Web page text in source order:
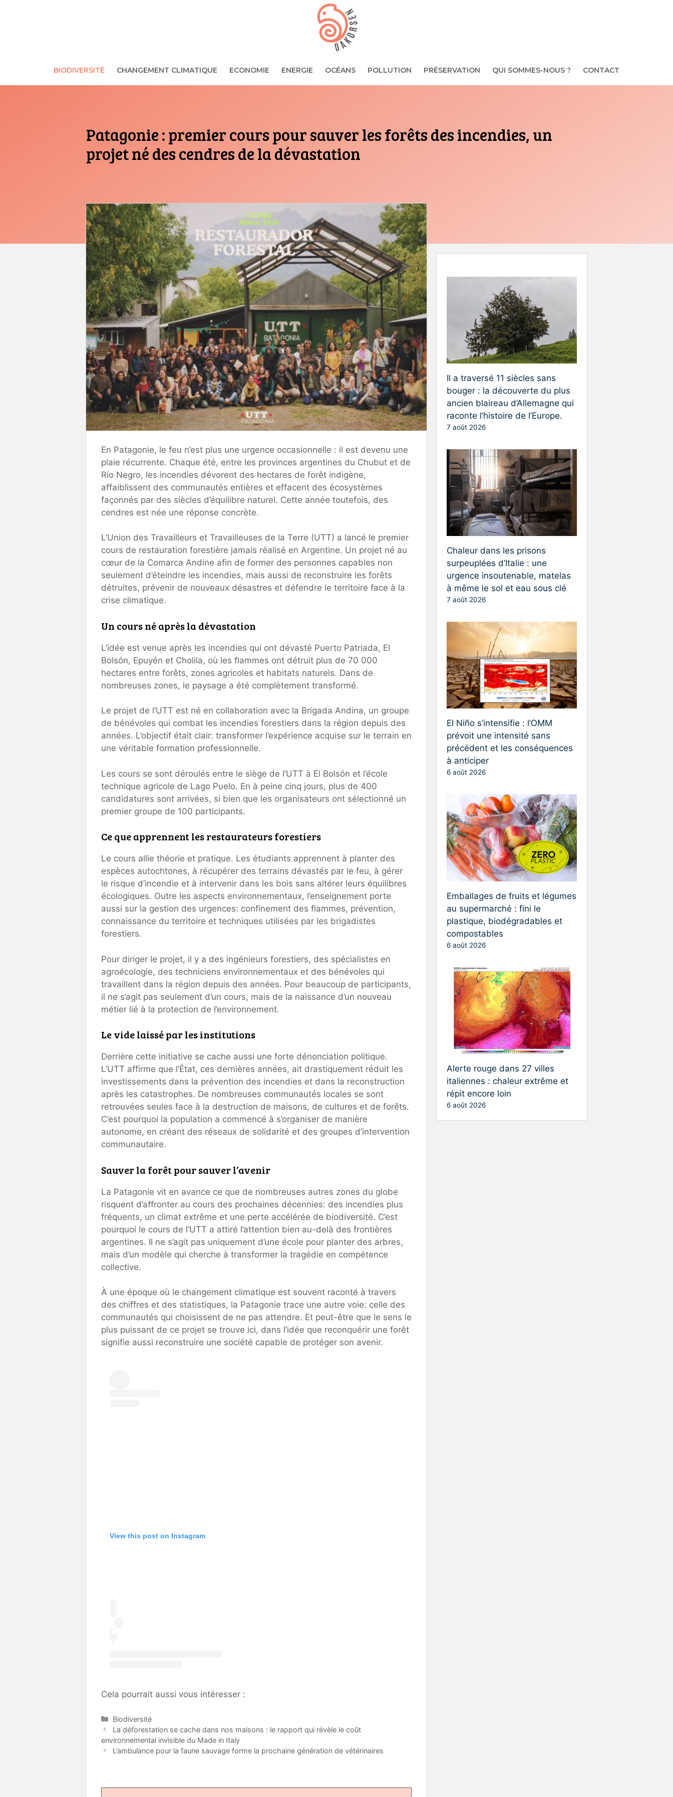
BIODIVERSITÉ CHANGEMENT CLIMATIQUE ECONOMIE ENERGIE OCÉANS POLLUTION PRÉSERVATION QUI SOMMES-NOUS ? CONTACT
Patagonie : premier cours pour sauver les forêts des incendies, un
projet né des cendres de la dévastation
En Patagonie, le feu n’est plus une urgence occasionnelle : il est devenu une
plaie récurrente. Chaque été, entre les provinces argentines du Chubut et de
Río Negro, les incendies dévorent des hectares de forêt indigène,
affaiblissent des communautés entières et effacent des écosystèmes
façonnés par des siècles d’équilibre naturel. Cette année toutefois, des
cendres est née une réponse concrète.
L’Union des Travailleurs et Travailleuses de la Terre (UTT) a lancé le premier
cours de restauration forestière jamais réalisé en Argentine. Un projet né au
cœur de la Comarca Andine afin de former des personnes capables non
seulement d’éteindre les incendies, mais aussi de reconstruire les forêts
détruites, prévenir de nouveaux désastres et défendre le territoire face à la
crise climatique.
Un cours né après la dévastation
L’idée est venue après les incendies qui ont dévasté Puerto Patriada, El
Bolsón, Epuyén et Cholila, où les flammes ont détruit plus de 70 000
hectares entre forêts, zones agricoles et habitats naturels. Dans de
nombreuses zones, le paysage a été complètement transformé.
Le projet de l’UTT est né en collaboration avec la Brigada Andina, un groupe
de bénévoles qui combat les incendies forestiers dans la région depuis des
années. L’objectif était clair: transformer l’expérience acquise sur le terrain en
une véritable formation professionnelle.
Les cours se sont déroulés entre le siège de l’UTT à El Bolsón et l’école
technique agricole de Lago Puelo. En à peine cinq jours, plus de 400
candidatures sont arrivées, si bien que les organisateurs ont sélectionné un
premier groupe de 100 participants.
Ce que apprennent les restaurateurs forestiers
Le cours allie théorie et pratique. Les étudiants apprennent à planter des
espèces autochtones, à récupérer des terrains dévastés par le feu, à gérer
le risque d’incendie et à intervenir dans les bois sans altérer leurs équilibres
écologiques. Outre les aspects environnementaux, l’enseignement porte
aussi sur la gestion des urgences: confinement des flammes, prévention,
connaissance du territoire et techniques utilisées par les brigadistes
forestiers.
Pour diriger le projet, il y a des ingénieurs forestiers, des spécialistes en
agroécologie, des techniciens environnementaux et des bénévoles qui
travaillent dans la région depuis des années. Pour beaucoup de participants,
il ne s’agit pas seulement d’un cours, mais de la naissance d’un nouveau
métier lié à la protection de l’environnement.
Le vide laissé par les institutions
Derrière cette initiative se cache aussi une forte dénonciation politique.
L’UTT affirme que l’État, ces dernières années, ait drastiquement réduit les
investissements dans la prévention des incendies et dans la reconstruction
après les catastrophes. De nombreuses communautés locales se sont
retrouvées seules face à la destruction de maisons, de cultures et de forêts.
C’est pourquoi la population a commencé à s’organiser de manière
autonome, en créant des réseaux de solidarité et des groupes d’intervention
communautaire.
Sauver la forêt pour sauver l’avenir
La Patagonie vit en avance ce que de nombreuses autres zones du globe
risquent d’affronter au cours des prochaines décennies: des incendies plus
fréquents, un climat extrême et une perte accélérée de biodiversité. C’est
pourquoi le cours de l’UTT a attiré l’attention bien au-delà des frontières
argentines. Il ne s’agit pas uniquement d’une école pour planter des arbres,
mais d’un modèle qui cherche à transformer la tragédie en compétence
collective.
À une époque où le changement climatique est souvent raconté à travers
des chiffres et des statistiques, la Patagonie trace une autre voie: celle des
communautés qui choisissent de ne pas attendre. Et peut-être que le sens le
plus puissant de ce projet se trouve ici, dans l’idée que reconquérir une forêt
signifie aussi reconstruire une société capable de protéger son avenir.
View this post on Instagram
Cela pourrait aussi vous intéresser :
Catégories
Biodiversité
La déforestation se cache dans nos maisons : le rapport qui révèle le coût
environnemental invisible du Made in Italy
L’ambulance pour la faune sauvage forme la prochaine génération de vétérinaires
Il a traversé 11 siècles sans
bouger : la découverte du plus
ancien blaireau d’Allemagne qui
raconte l’histoire de l’Europe.
7 août 2026
Chaleur dans les prisons
surpeuplées d’Italie : une
urgence insoutenable, matelas
à même le sol et eau sous clé
7 août 2026
El Niño s’intensifie : l’OMM
prévoit une intensité sans
précédent et les conséquences
à anticiper
6 août 2026
Emballages de fruits et légumes
au supermarché : fini le
plastique, biodégradables et
compostables
6 août 2026
Alerte rouge dans 27 villes
italiennes : chaleur extrême et
répit encore loin
6 août 2026